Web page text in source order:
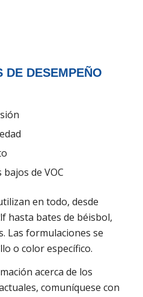
DE DESEMPEÑO
de VOC
en todo, desde
hasta bates de béisbol,
Las formulaciones se
o color específico.
acerca de los
comuníquese con